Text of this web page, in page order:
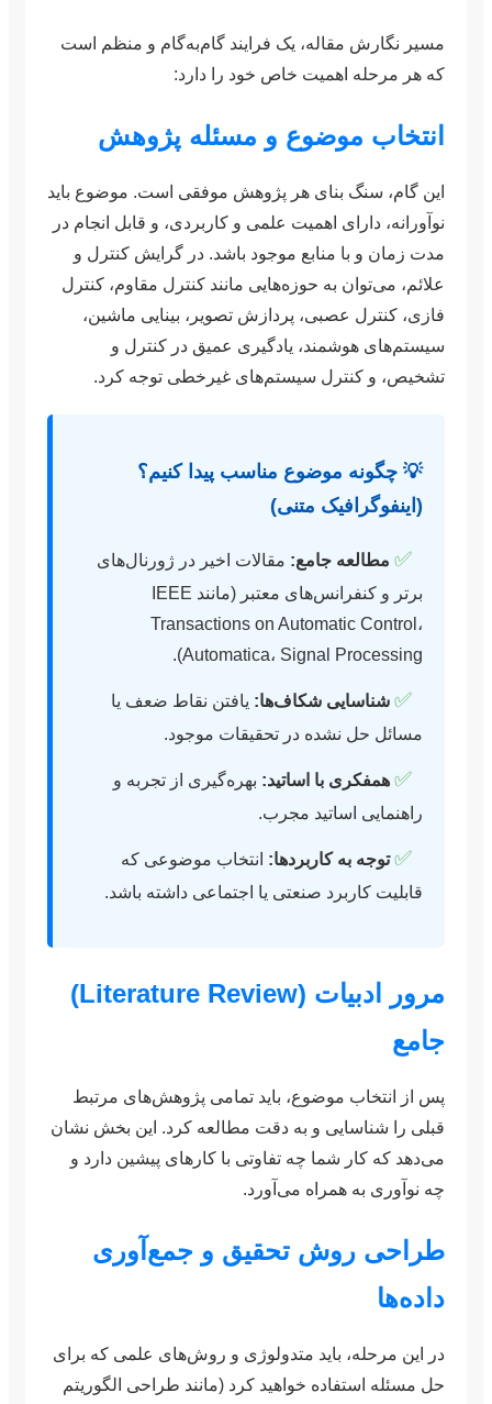
مسیر نگارش مقاله، یک فرایند گام‌به‌گام و منظم است
که هر مرحله اهمیت خاص خود را دارد:
انتخاب موضوع و مسئله پژوهش
این گام، سنگ بنای هر پژوهش موفقی است. موضوع باید
نوآورانه، دارای اهمیت علمی و کاربردی، و قابل انجام در
مدت زمان و با منابع موجود باشد. در گرایش کنترل و
علائم، می‌توان به حوزه‌هایی مانند کنترل مقاوم، کنترل
فازی، کنترل عصبی، پردازش تصویر، بینایی ماشین،
سیستم‌های هوشمند، یادگیری عمیق در کنترل و
تشخیص، و کنترل سیستم‌های غیرخطی توجه کرد.
💡 چگونه موضوع مناسب پیدا کنیم؟
(اینفوگرافیک متنی)
✅ مطالعه جامع: مقالات اخیر در ژورنال‌های
برتر و کنفرانس‌های معتبر (مانند IEEE
Transactions on Automatic Control،
Automatica، Signal Processing).
✅ شناسایی شکاف‌ها: یافتن نقاط ضعف یا
مسائل حل نشده در تحقیقات موجود.
✅ همفکری با اساتید: بهره‌گیری از تجربه و
راهنمایی اساتید مجرب.
✅ توجه به کاربردها: انتخاب موضوعی که
قابلیت کاربرد صنعتی یا اجتماعی داشته باشد.
مرور ادبیات (Literature Review)
جامع
پس از انتخاب موضوع، باید تمامی پژوهش‌های مرتبط
قبلی را شناسایی و به دقت مطالعه کرد. این بخش نشان
می‌دهد که کار شما چه تفاوتی با کارهای پیشین دارد و
چه نوآوری به همراه می‌آورد.
طراحی روش تحقیق و جمع‌آوری
داده‌ها
در این مرحله، باید متدولوژی و روش‌های علمی که برای
حل مسئله استفاده خواهید کرد (مانند طراحی الگوریتم